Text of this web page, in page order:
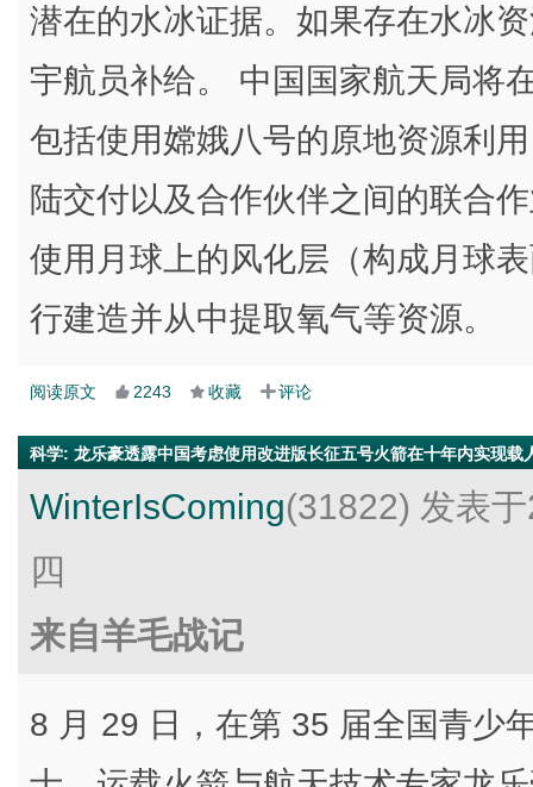
潜在的水冰证据。如果存在水冰
宇航员补给。 中国国家航天局将
包括使用嫦娥八号的原地资源利
陆交付以及合作伙伴之间的联合
使用月球上的风化层（构成月球
行建造并从中提取氧气等资源。
阅读原文 2243 收藏 评论
科学: 龙乐豪透露中国考虑使用改进版长征五号火箭在十年内实现载
WinterIsComing(31822) 发表
四
来自羊毛战记
8 月 29 日，在第 35 届全国青少